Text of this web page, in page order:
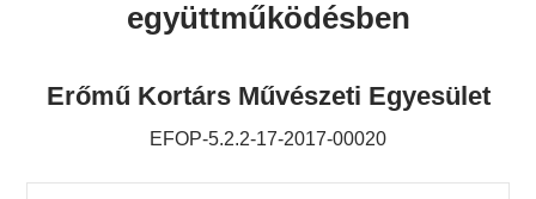
együttműködésben
Erőmű Kortárs Művészeti Egyesület
EFOP-5.2.2-17-2017-00020